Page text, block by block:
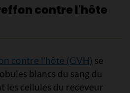
contre l'hôte
contre l'hôte (GVH) se
blancs du sang du
les cellules du receveur